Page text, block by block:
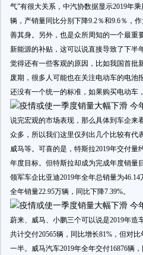
气”有很大关系，中汽协数据显示2019年
辆，产销量同比分别下降9.2％和9.6％，
善其身。另外，也是众所周知的一个最重
新能源的补贴，这可以说直接导致了下半
觉得还有一些客观的原因，比如我国首批
废期，很多人可能也在关注电动车的电池
还没有一个统一的标准，如果购买电动车
说完宏观的市场表现，那么具体到车企来
众多，所以我们这里仅列出几个比较有代
威马等。可喜的是，特斯拉2019年交付量
年度目标。但特斯拉却成为完成年度销量
领军车企比亚迪2019年全年总销量为
全年销量22.95万辆，同比下降7.39%。
蔚来、威马、小鹏三个可以说是2019年造
共计交付20565辆，同比增长81%，但对
一半。威马汽车2019年全年交付16876辆